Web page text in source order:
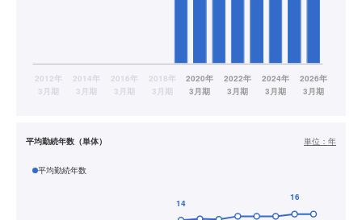
平均勤続年数（単体） 単位： 年
平均勤続年数